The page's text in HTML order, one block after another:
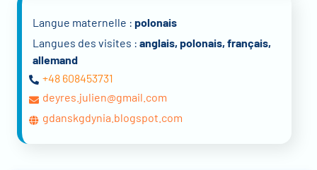
Langue maternelle : polonais
Langues des visites : anglais, polonais, français,
allemand
+48 608453731
deyres.julien@gmail.com
gdanskgdynia.blogspot.com